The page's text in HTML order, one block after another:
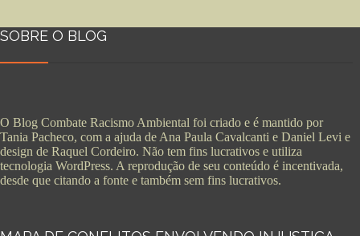
SOBRE O BLOG
O Blog Combate Racismo Ambiental foi criado e é mantido por
Tania Pacheco, com a ajuda de Ana Paula Cavalcanti e Daniel Levi e
design de Raquel Cordeiro. Não tem fins lucrativos e utiliza
tecnologia WordPress. A reprodução de seu conteúdo é incentivada,
desde que citando a fonte e também sem fins lucrativos.